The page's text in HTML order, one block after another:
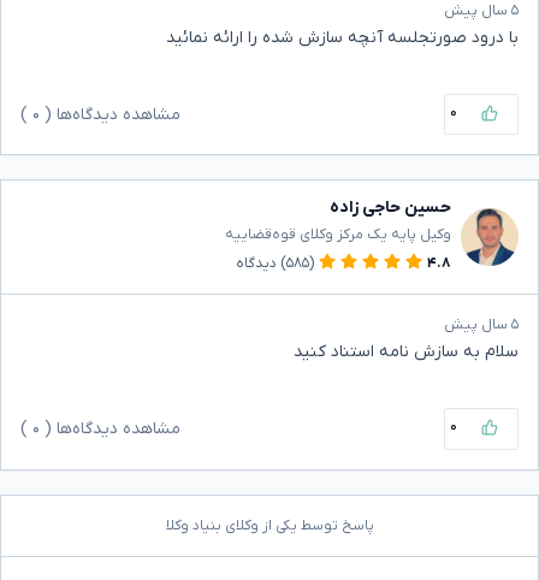
۵ سال پیش
با درود صورتجلسه آنچه سازش شده را ارائه نمائید
۰ مشاهده دیدگاه‌ها ( ۰
حسین حاجی زاده
وکیل پایه یک مرکز وکلای قوه‌قضاییه
۴.۸
(۵۸۵) دیدگاه
۵ سال پیش
سلام به سازش نامه استناد کنید
۰ مشاهده دیدگاه‌ها ( ۰
پاسخ توسط یکی از وکلای بنیاد وکلا